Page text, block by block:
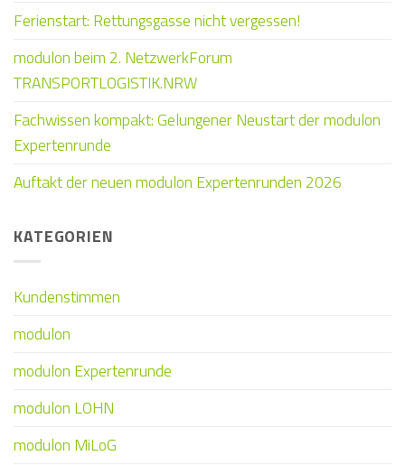
Ferienstart: Rettungsgasse nicht vergessen!
modulon beim 2. NetzwerkForum
TRANSPORTLOGISTIK.NRW
Fachwissen kompakt: Gelungener Neustart der modulon
Expertenrunde
Auftakt der neuen modulon Expertenrunden 2026
KATEGORIEN
Kundenstimmen
modulon
modulon Expertenrunde
modulon LOHN
modulon MiLoG